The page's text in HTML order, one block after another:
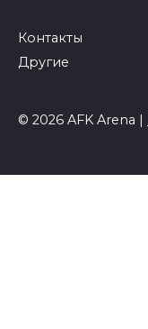
Контакты
Другие
© 2026 AFK Arena |